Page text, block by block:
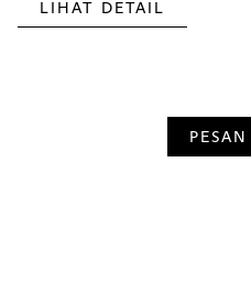
LIHAT DETAIL